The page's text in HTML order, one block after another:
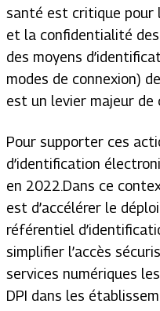
santé est critique pour
et la confidentialité
des moyens
modes de connexion)
est un levier majeur de
Pour supporter ces
d’identification
en 2022.Dans ce
est d’accélérer le
référentiel
simplifier l’accès
services numériques
DPI dans les